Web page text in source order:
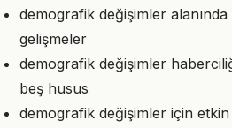
demografik değişimler
gelişmeler
demografik değişimler
beş husus
demografik değişimler için